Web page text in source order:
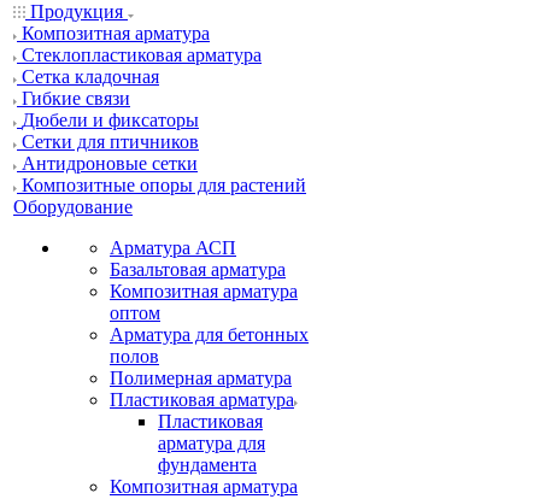
Продукция
Композитная арматура
Cтеклопластиковая арматура
Сетка кладочная
Гибкие связи
Дюбели и фиксаторы
Сетки для птичников
Антидроновые сетки
Композитные опоры для растений
Оборудование
Арматура АСП
Базальтовая арматура
Композитная арматура
оптом
Арматура для бетонных
полов
Полимерная арматура
Пластиковая арматура
Пластиковая
арматура для
фундамента
Композитная арматура